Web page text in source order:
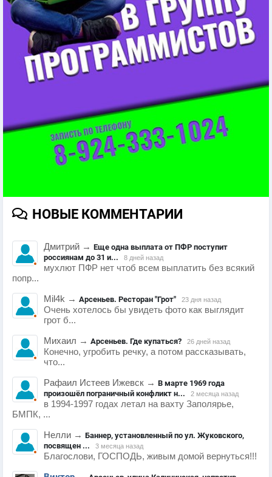
НОВЫЕ КОММЕНТАРИИ
Дмитрий → Еще одна выплата от ПФР поступит
россиянам до 31 и...
8 дней назад
мухлют ПФР нет чтоб всем выплатить без всякий
попр...
Mil4k → Арсеньев. Ресторан "Грот" 23 дня назад
Очень хотелось бы увидеть фото как выглядит
грот б...
Михаил → Арсеньев. Где купаться? 26 дней назад
Конечно, угробить речку, а потом рассказывать,
что...
Рафаил Истеев Ижевск → В марте 1969 года
произошёл пограничный конфликт н...
2 месяца назад
в 1994-1997 годах летал на вахту Заполярье,
БМПК, ...
Нелли → Баннер, установленный по ул. Жуковского,
посвящен ...
3 месяца назад
Благослови, ГОСПОДЬ, живым домой вернуться!!!